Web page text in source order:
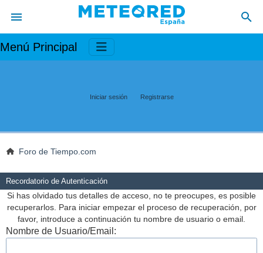
Menú Principal
Iniciar sesión Registrarse
Foro de Tiempo.com
Recordatorio de Autenticación
Si has olvidado tus detalles de acceso, no te preocupes, es posible
recuperarlos. Para iniciar empezar el proceso de recuperación, por
favor, introduce a continuación tu nombre de usuario o email.
Nombre de Usuario/Email: